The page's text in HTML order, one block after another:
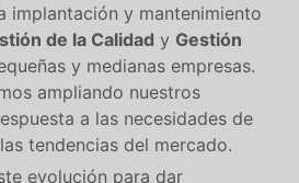
implantación y mantenimiento
de la Calidad y Gestión
y medianas empresas.
ampliando nuestros
a las necesidades de
tendencias del mercado.
evolución para dar